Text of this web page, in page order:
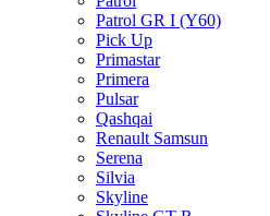
Patrol GR I (Y60)
Pick Up
Primastar
Primera
Pulsar
Qashqai
Renault Samsun
Serena
Silvia
Skyline